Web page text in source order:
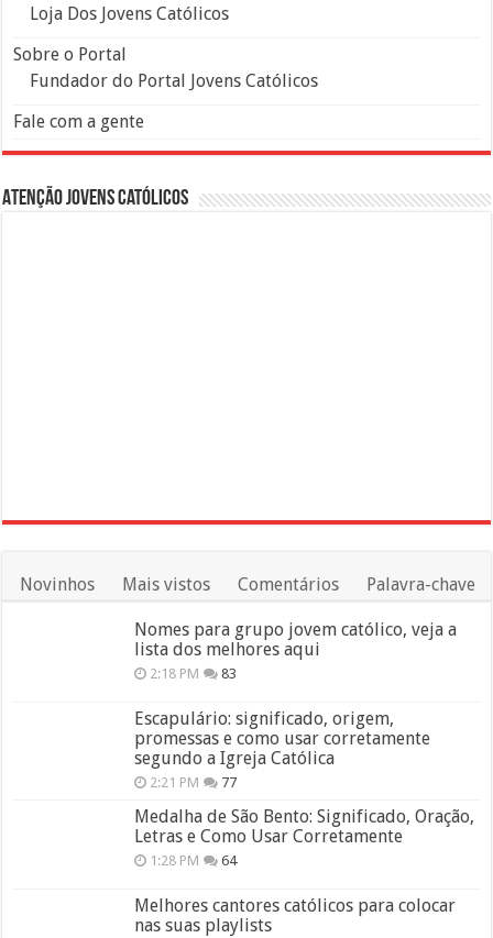
Loja Dos Jovens Católicos
Sobre o Portal
Fundador do Portal Jovens Católicos
Fale com a gente
Atenção Jovens Católicos
Novinhos Mais vistos Comentários Palavra-chave
Nomes para grupo jovem católico, veja a
lista dos melhores aqui
2:18 PM 83
Escapulário: significado, origem,
promessas e como usar corretamente
segundo a Igreja Católica
2:21 PM 77
Medalha de São Bento: Significado, Oração,
Letras e Como Usar Corretamente
1:28 PM 64
Melhores cantores católicos para colocar
nas suas playlists